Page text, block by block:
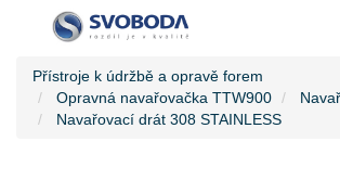
Přístroje k údržbě a opravě forem
Opravná navařovačka TTW900
Navařovací drát 308 STAINLESS